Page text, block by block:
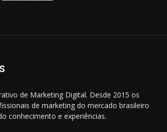
de Marketing Digital. Desde 2015 os
de marketing do mercado brasileiro
conhecimento e experiências.